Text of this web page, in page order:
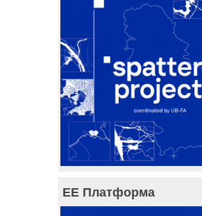
ЕЕ Платформа